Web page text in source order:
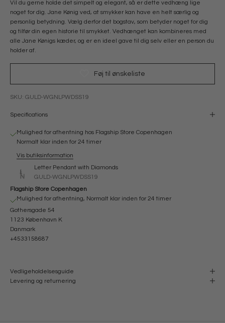
Vil du gerne holde det simpelt og elegant, så er dette vedhæng lige
noget for dig. Jane Kønig ved, at smykker kan have en helt særlig og
personlig betydning. Vælg derfor det bogstav, som betyder noget for dig
og tilfør din egen historie til smykket. Vedhænget kan kombineres med
alle Jane Kønigs kæder, og er en ideel gave til dig selv eller en person du
holder af.
Føj til ønskeliste
SKU: GULD-WGNLPWDSS19
Specifications
Mulighed for afhentning hos Flagship Store Copenhagen
Normalt klar inden for 24 timer
Vis butiksinformation
Letter Pendant with Diamonds
GULD-WGNLPWDSS19
Flagship Store Copenhagen
Mulighed for afhentning, Normalt klar inden for 24 timer
Gothersgade 54
1123 København K
Danmark
+4533158687
Vedligeholdelsesguide
Levering og returnering